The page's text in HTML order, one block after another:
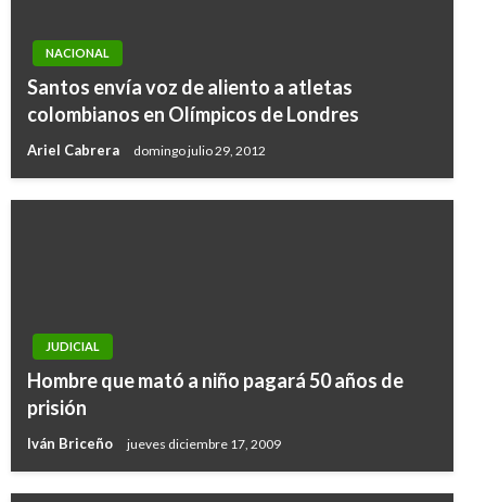
NACIONAL
Santos envía voz de aliento a atletas
colombianos en Olímpicos de Londres
Ariel Cabrera domingo julio 29, 2012
JUDICIAL
Hombre que mató a niño pagará 50 años de
prisión
Iván Briceño jueves diciembre 17, 2009